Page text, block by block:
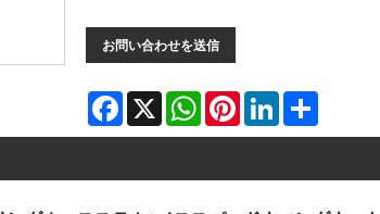
お問い合わせを送信
Facebook
X WhatsAppPinterestLinkedInShare